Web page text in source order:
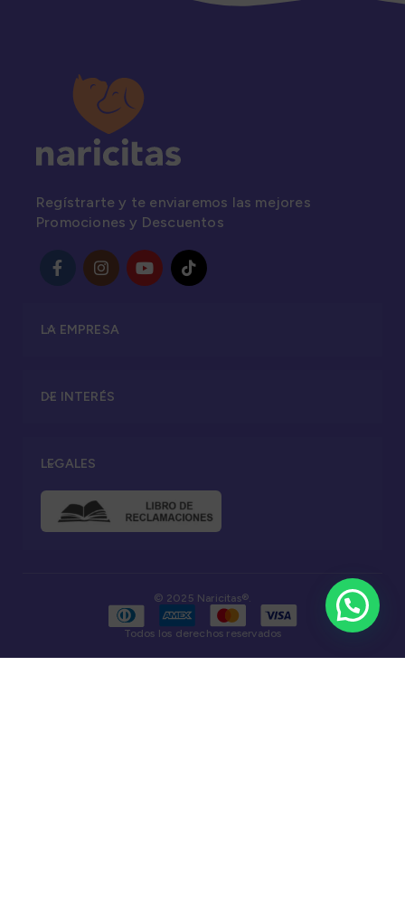
Regístrarte y te enviaremos las mejores
Promociones y Descuentos
LA EMPRESA
DE INTERÉS
LEGALES
© 2025 Naricitas®.
Todos los derechos reservados